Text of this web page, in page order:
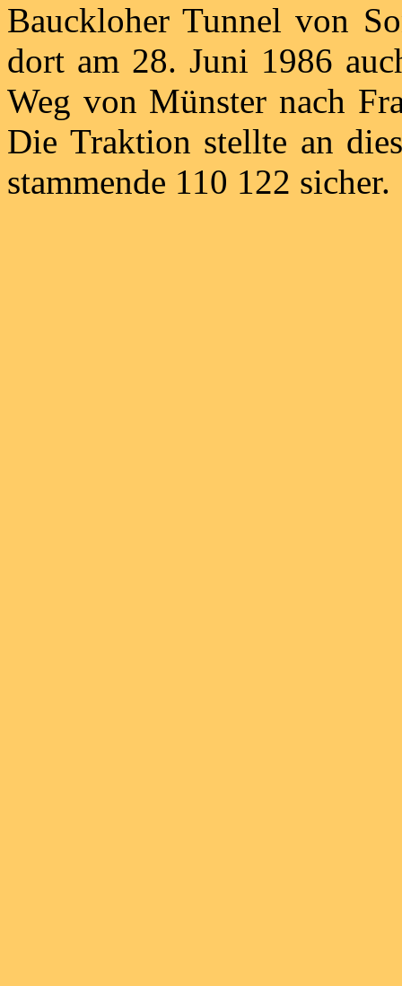
Bauckloher Tunnel von
dort am 28. Juni 1986
Weg von Münster nach
Die Traktion stellte an
stammende 110 122 sicher.